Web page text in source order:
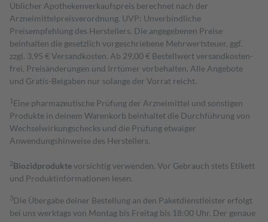
Üblicher Apothekenverkaufspreis berechnet nach der
Arzneimittelpreisverordnung. UVP: Unverbindliche
Preisempfehlung des Herstellers. Die angegebenen Preise
beinhalten die gesetzlich vorgeschriebene Mehrwertsteuer, ggf.
zzgl. 3,95 € Versandkosten. Ab 29,00 € Bestell­wert versand­kosten­
frei. Preisänderungen und Irrtümer vorbehalten. Alle Angebote
und Gratis-Beigaben nur solange der Vorrat reicht.
1 Eine pharmazeutische Prüfung der Arzneimittel und sonstigen
Produkte in deinem Warenkorb beinhaltet die Durchführung von
Wechselwirkungschecks und die Prüfung etwaiger
Anwendungshinweise des Herstellers.
2Biozidproduktevorsichtig verwenden. Vor Gebrauch stets Etikett
und Produktinformationen lesen.
3Die Übergabe deiner Bestellung an den Paketdienstleister erfolgt
bei uns werktags von Montag bis Freitag bis 18:00 Uhr. Der genaue